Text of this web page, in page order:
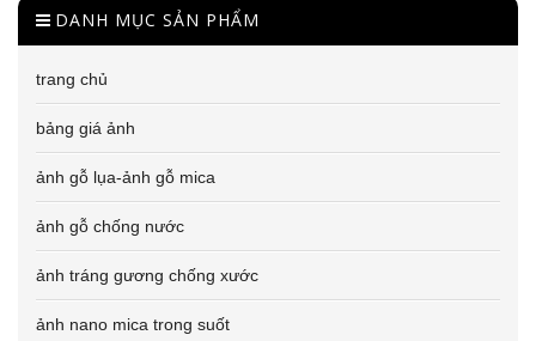
DANH MỤC SẢN PHẨM
trang chủ
bảng giá ảnh
ảnh gỗ lụa-ảnh gỗ mica
ảnh gỗ chống nước
ảnh tráng gương chống xước
ảnh nano mica trong suốt